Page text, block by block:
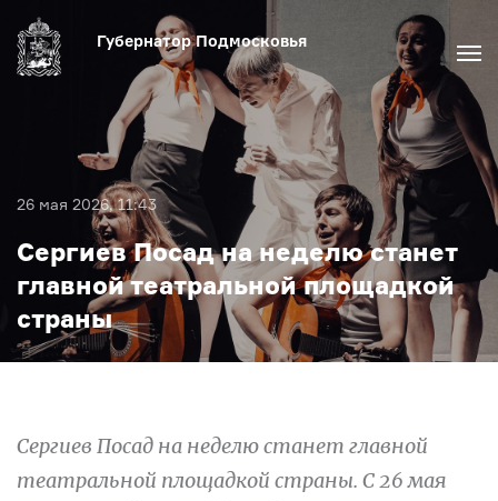
Губернатор Подмосковья
Актуальное
Биография
26 мая 2026, 11:43
Сергиев Посад на неделю станет
главной театральной площадкой
страны
Сергиев Посад на неделю станет главной
театральной площадкой страны. С 26 мая